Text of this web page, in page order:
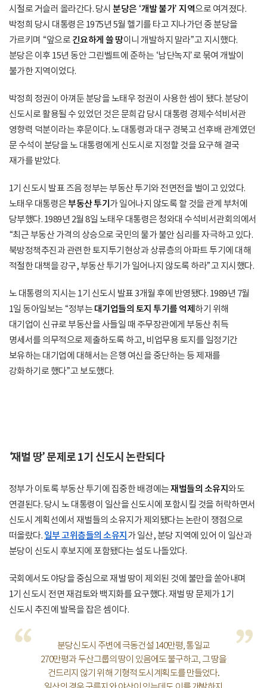
시절로 거슬러 올라간다. 당시분당은 ‘개발 불가’ 지역으로 여겨졌다.
박정희 당시 대통령은 1975년 5월 헬기를 타고 지나가던 중 분당을
가르키며 “앞으로 긴요하게 쓸 땅이니 개발하지 말라”고 지시했다.
분당은 이후 15년 동안 그린벨트에 준하는 ‘남단녹지’로 묶여 개발이
불가한 지역이었다.
박정희 정권이 아껴둔 분당을 노태우 정권이 사용한 셈이 됐다. 분당이
신도시로 활용될 수 있었던 것은 문희갑 당시 대통령 경제수석비서관
영향력 덕분이라는 후문이다. 노 대통령과 대구 경북고 선후배 관계였던
문 수석이 분당을 노 대통령에게 신도시로 지정할 것을 요구해 결국
재가를 받았다.
1기 신도시 발표 즈음 정부는 부동산 투기와 전면전을 벌이고 있었다.
노태우 대통령은부동산 투기 가 일어나지 않도록 할 것을 관계 부처에
당부했다. 1989년 2월 8일 노태우 대통령은 청와대 수석비서관회의에서
“최근 부동산 가격의 상승으로 국민의 물가 불안 심리를 자극하고 있다.
북방정책추진과 관련한 토지투기현상과 상류층의 아파트 투기에 대해
적절한 대책을 강구, 부동산 투기가 일어나지 않도록 하라”고 지시했다.
노 대통령의 지시는 1기 신도시 발표 3개월 후에 반영됐다. 1989년 7월
1일 동아일보는 “정부는
대기업들의 토지 투기를 억제 하기 위해
대기업이 신규로 부동산을 사들일 때 주무장관에게 부동산 취득
명세서를 의무적으로 제출하도록 하고, 비업무용 토지를 일정기간
보유하는 대기업에 대해서는 은행 여신을 중단하는 등 제재를
강화하기로 했다”고 보도했다.
‘재벌 땅’ 문제로 1기 신도시 논란되다
정부가 이토록 부동산 투기에 집중한 배경에는재벌들의 소유지와도
연결된다. 당시 노 대통령이 일산을 신도시에 포함시킬 것을 허락하면서
신도시 계획선에서 재벌들의 소유지가 제외됐다는 논란이 쟁점으로
떠올랐다. 일부 고위층들의 소유지 가 일산, 분당 지역에 있어 이 일산과
분당이 신도시 후보지에 포함됐다는 설도 나돌았다.
국회에서도 야당을 중심으로 재벌 땅이 제외된 것에 불만을 쏟아내며
1기 신도시 전면 재검토와 백지화를 요구했다. 재벌 땅 문제가 1기
신도시 추진에 발목을 잡은 셈이다.
“
분당신도시 주변에 극동건설 140만평, 통일교
270만평과 두산그룹의 땅이 있음에도 불구하고, 그 땅을
건드리지 않기 위해 기형적 도시계획도를 만들었다.
”